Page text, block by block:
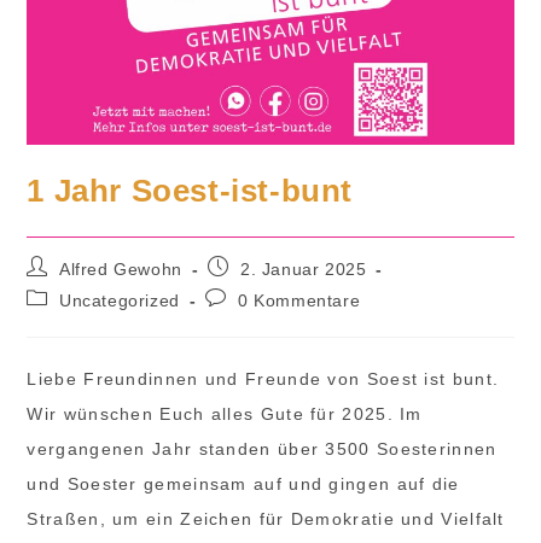
1 Jahr Soest-ist-bunt
Beitrags-
Autor:
Alfred Gewohn
Beitrag
veröffentlicht:
2. Januar 2025
Beitrags-
Uncategorized
Beitrags-
0 Kommentare
Liebe Freundinnen und Freunde von Soest ist bunt.
Wir wünschen Euch alles Gute für 2025. Im
vergangenen Jahr standen über 3500 Soesterinnen
und Soester gemeinsam auf und gingen auf die
Straßen, um ein Zeichen für Demokratie und Vielfalt